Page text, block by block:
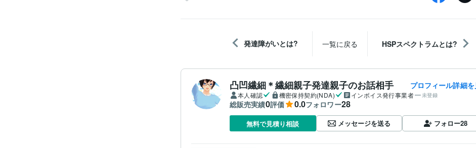
発達障がいとは? 一覧に戻る HSPスペクトラムとは?
凸凹繊細＊繊細親子発達親子のお話相手 プロフィール詳細を
本人確認 機密保持契約(NDA) インボイス発行事業者 未登録
総販売実績0評価 0.0フォロワー28
無料で見積り相談 メッセージを送る フォロー28